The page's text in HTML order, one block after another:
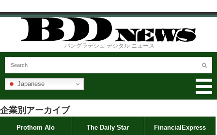
バングラデシュ デジタル ニュース
Japanese
企業別アーカイブ
Prothom Alo The Daily Star FinancialExpress